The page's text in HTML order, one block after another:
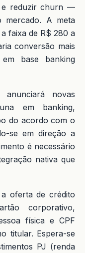
e reduzir churn —
mercado. A meta
faixa de R$ 280 a
conversão mais
base banking
anunciará novas
em banking,
do acordo com o
se em direção a
é necessário
nativa que
oferta de crédito
corporativo,
física e CPF
titular. Espera-se
PJ (renda